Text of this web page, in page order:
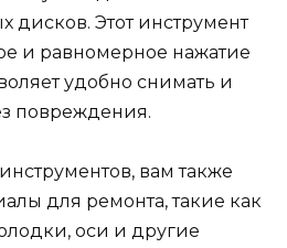
дисков. Этот инструмент
и равномерное нажатие
удобно снимать и
повреждения.
вам также
для ремонта, такие как
оси и другие